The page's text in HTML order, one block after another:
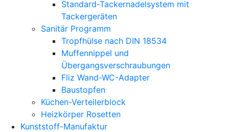
Standard-Tackernadelsystem mit
Tackergeräten
Sanitär Programm
Tropfhülse nach DIN 18534
Muffennippel und
Übergangsverschraubungen
Fliz Wand-WC-Adapter
Baustopfen
Küchen-Verteilerblock
Heizkörper Rosetten
Kunststoff-Manufaktur